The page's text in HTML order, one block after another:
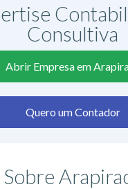
Consultiva
Abrir Empresa em
Quero um Contador
Sobre